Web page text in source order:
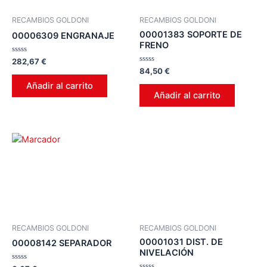
RECAMBIOS GOLDONI
00006309 ENGRANAJE
Valorado
en
0
282,67€
Añadir al carrito
RECAMBIOS GOLDONI
00001383 SOPORTE DE
FRENO
Valorado
en
0
84,50€
Añadir al carrito
RECAMBIOS GOLDONI
00008142 SEPARADOR
RECAMBIOS GOLDONI
00001031 DIST. DE
NIVELACIÓN